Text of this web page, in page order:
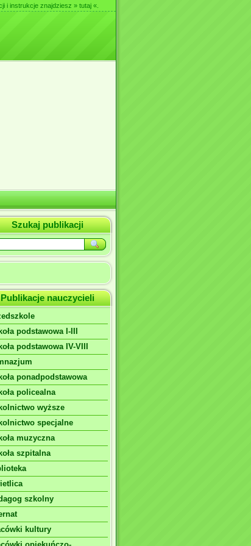
i instrukcje znajdziesz » tutaj «
Szukaj publikacji
Publikacje nauczycieli
podstawowa I-III
podstawowa IV-VIII
ponadpodstawowa
policealna
wyższe
specjalne
muzyczna
szpitalna
szkolny
kultury